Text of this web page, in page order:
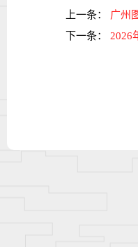
上一条：
广州
下一条：
2026